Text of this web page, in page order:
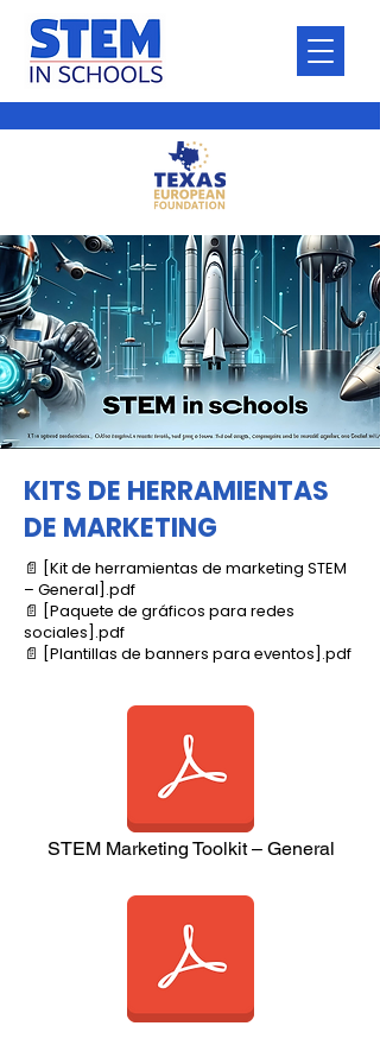
KITS DE HERRAMIENTAS
DE MARKETING
📄 [Kit de herramientas de marketing STEM
– General].pdf
📄 [Paquete de gráficos para redes
sociales].pdf
📄 [Plantillas de banners para eventos].pdf
STEM Marketing Toolkit – General